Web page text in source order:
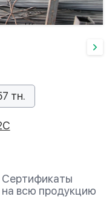
тн.
Сертификаты
на всю продукцию